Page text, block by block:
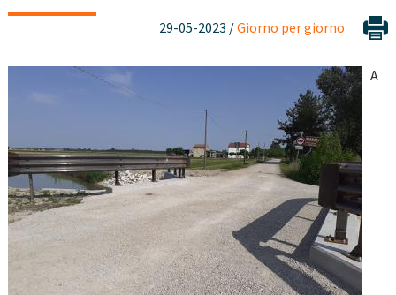
29-05-2023 /Giorno per giorno
A